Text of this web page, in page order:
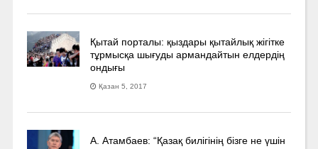
Қытай порталы: қыздары қытайлық жігітке
тұрмысқа шығуды армандайтын елдердің
ондығы
Қазан 5, 2017
А. Атамбаев: “Қазақ билігінің бізге не үшін